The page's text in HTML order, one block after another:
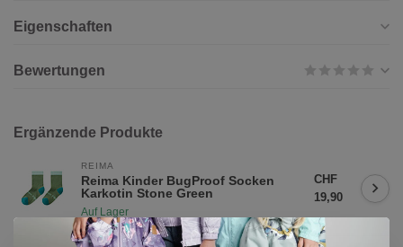
Eigenschaften
Bewertungen
Ergänzende Produkte
REIMA
Reima Kinder BugProof Socken
Karkotin Stone Green
Auf Lager
CHF
19,90